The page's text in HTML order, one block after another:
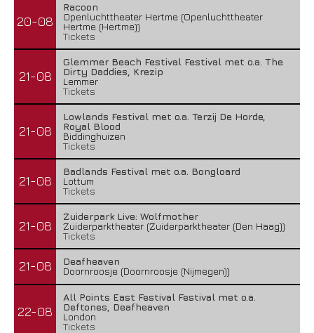
20-08
Racoon
Openluchttheater Hertme (Openluchttheater
Hertme (Hertme))
Tickets
21-08
Glemmer Beach Festival Festival met o.a. The
Dirty Daddies, Krezip
Lemmer
Tickets
21-08
Lowlands Festival met o.a. Terzij De Horde,
Royal Blood
Biddinghuizen
Tickets
21-08
Badlands Festival met o.a. Bongloard
Lottum
Tickets
21-08
Zuiderpark Live: Wolfmother
Zuiderparktheater (Zuiderparktheater (Den Haag))
Tickets
21-08
Deafheaven
Doornroosje (Doornroosje (Nijmegen))
22-08
All Points East Festival Festival met o.a.
Deftones, Deafheaven
London
Tickets